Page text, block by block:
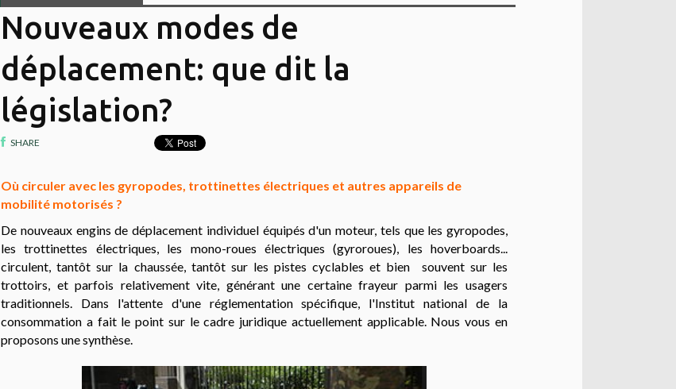
Nouveaux modes de
déplacement: que dit la
législation?
SHARE
Où circuler avec les gyropodes, trottinettes électriques et autres appareils de
mobilité motorisés ?
De nouveaux engins de déplacement individuel équipés d'un moteur, tels que les gyropodes,
les trottinettes électriques, les mono-roues électriques (gyroroues), les hoverboards...
circulent, tantôt sur la chaussée, tantôt sur les pistes cyclables et bien souvent sur les
trottoirs, et parfois relativement vite, générant une certaine frayeur parmi les usagers
traditionnels. Dans l'attente d'une réglementation spécifique, l'Institut national de la
consommation a fait le point sur le cadre juridique actuellement applicable. Nous vous en
proposons une synthèse.